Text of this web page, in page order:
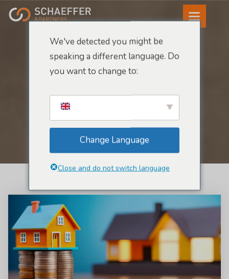
Accueil -
We've detected you might be
speaking a different language. Do
you want to change to:
Change Language
Close and do not switch language